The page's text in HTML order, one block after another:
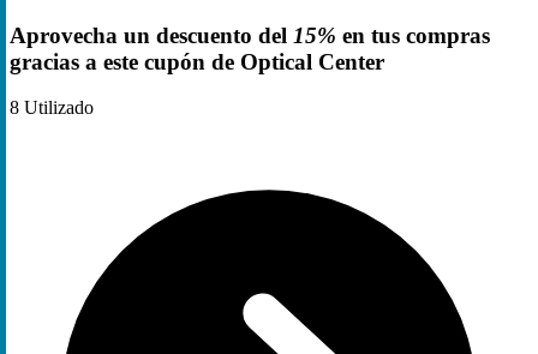
Aprovecha un descuento del 15% en tus compras
gracias a este cupón de Optical Center
8 Utilizado